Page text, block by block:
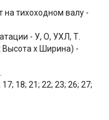
тихоходном валу -
- У, О, УХЛ, Т.
Высота x Ширина) -
18; 21; 22; 23; 26; 27;